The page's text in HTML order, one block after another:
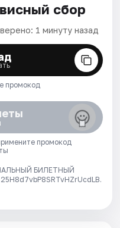
сбор
1 минуту назад
промокод
промокод
БИЛЕТНЫЙ